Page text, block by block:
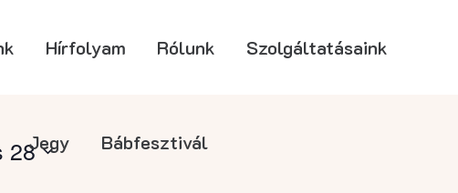
Hírfolyam Rólunk Szolgáltatásaink
Jegy Bábfesztivál
28